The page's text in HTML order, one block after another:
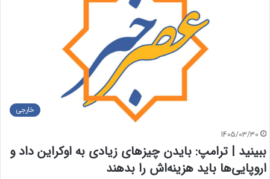
خارجی
1405/03/30
ببینید | ترامپ: بایدن چیزهای زیادی به اوکراین داد و
اروپایی‌ها باید هزینه‌اش را بدهند